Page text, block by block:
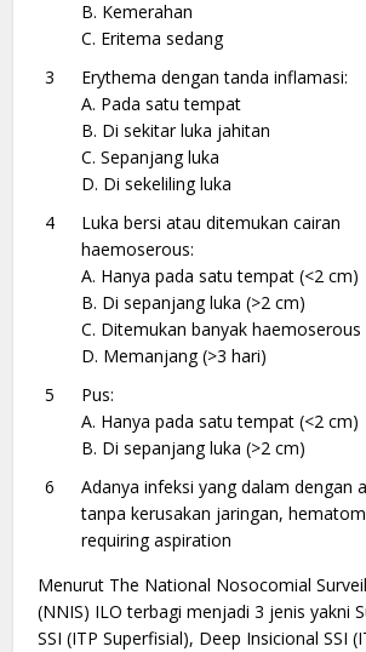
B. Kemerahan
C. Eritema sedang
3
Erythema dengan tanda inflamasi:
A. Pada satu tempat
B. Di sekitar luka jahitan
C. Sepanjang luka
D. Di sekeliling luka
4
Luka bersi atau ditemukan cairan
haemoserous:
A. Hanya pada satu tempat (<2 cm)
B. Di sepanjang luka (>2 cm)
C. Ditemukan banyak haemoserous
D. Memanjang (>3 hari)
5
Pus:
A. Hanya pada satu tempat (<2 cm)
B. Di sepanjang luka (>2 cm)
6
Adanya infeksi yang dalam dengan
tanpa kerusakan jaringan,
requiring aspiration
Menurut The National Nosocomial
(NNIS) ILO terbagi menjadi 3 jenis yakni
SSI (ITP Superfisial), Deep Insicional SSI